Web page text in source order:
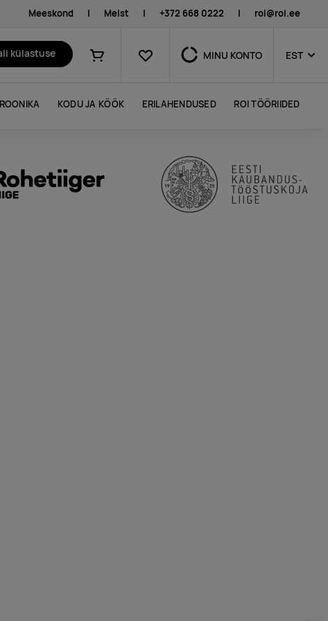
Meeskond | Meist | +372 668 0222 | roi@roi.ee
külastuse
Ostukorv
Lemmikud MINU KONTO EST
KODU JA KÖÖK ERILAHENDUSED ROI TÖÖRIIDED